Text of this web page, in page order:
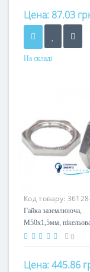
Цена: 87.03
На складі
Код товару:
Гайка заземлююча,
M50x1,5мм,
латунь, тип А
0
Цена:445.86